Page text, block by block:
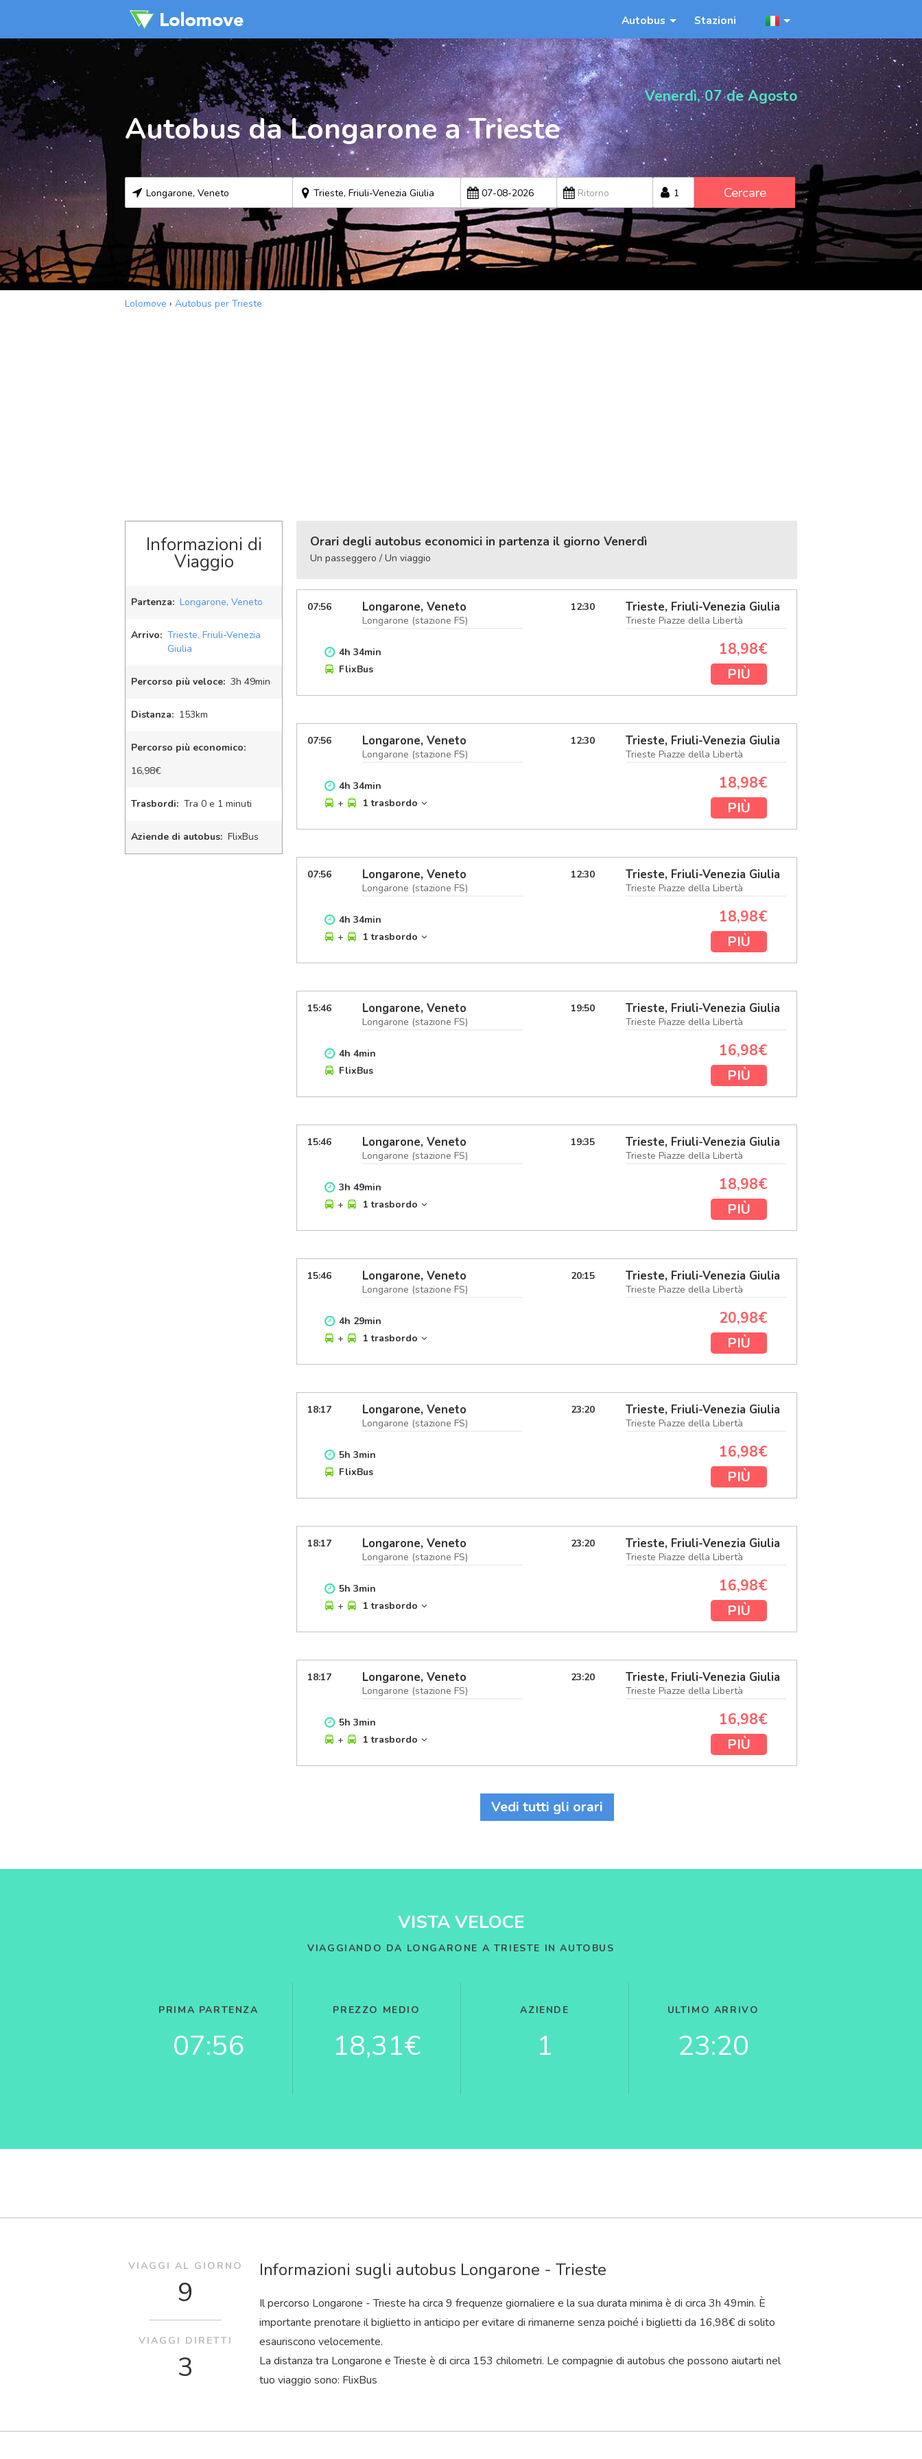
Autobus Stazioni
Venerdì, 07 de Agosto
Autobus da Longarone a Trieste
Cercare
Lolomove › Autobus per Trieste
Informazioni di
Viaggio
Partenza: Longarone, Veneto
Arrivo: Trieste, Friuli-Venezia
Giulia
Percorso più veloce: 3h 49min
Distanza: 153km
Percorso più economico:
16,98€
Trasbordi: Tra 0 e 1 minuti
Aziende di autobus: FlixBus
Orari degli autobus economici in partenza il giorno Venerdì
Un passeggero / Un viaggio
07:56 Longarone, Veneto
Longarone (stazione FS)
12:30 Trieste, Friuli-Venezia Giulia
Trieste Piazze della Libertà
4h 34min
FlixBus
18,98€
PIÙ
07:56 Longarone, Veneto
Longarone (stazione FS)
12:30 Trieste, Friuli-Venezia Giulia
Trieste Piazze della Libertà
4h 34min
+
1 trasbordo
18,98€
PIÙ
07:56 Longarone, Veneto
Longarone (stazione FS)
12:30 Trieste, Friuli-Venezia Giulia
Trieste Piazze della Libertà
4h 34min
+
1 trasbordo
18,98€
PIÙ
15:46 Longarone, Veneto
Longarone (stazione FS)
19:50 Trieste, Friuli-Venezia Giulia
Trieste Piazze della Libertà
4h 4min
FlixBus
16,98€
PIÙ
15:46 Longarone, Veneto
Longarone (stazione FS)
19:35 Trieste, Friuli-Venezia Giulia
Trieste Piazze della Libertà
3h 49min
+
1 trasbordo
18,98€
PIÙ
15:46 Longarone, Veneto
Longarone (stazione FS)
20:15 Trieste, Friuli-Venezia Giulia
Trieste Piazze della Libertà
4h 29min
+
1 trasbordo
20,98€
PIÙ
18:17 Longarone, Veneto
Longarone (stazione FS)
23:20 Trieste, Friuli-Venezia Giulia
Trieste Piazze della Libertà
5h 3min
FlixBus
16,98€
PIÙ
18:17 Longarone, Veneto
Longarone (stazione FS)
23:20 Trieste, Friuli-Venezia Giulia
Trieste Piazze della Libertà
5h 3min
+
1 trasbordo
16,98€
PIÙ
18:17 Longarone, Veneto
Longarone (stazione FS)
23:20 Trieste, Friuli-Venezia Giulia
Trieste Piazze della Libertà
5h 3min
+
1 trasbordo
16,98€
PIÙ
Vedi tutti gli orari
VISTA VELOCE
VIAGGIANDO DA LONGARONE A TRIESTE IN AUTOBUS
PRIMA PARTENZA
07:56
PREZZO MEDIO
18,31€
AZIENDE
1
ULTIMO ARRIVO
23:20
Informazioni sugli autobus Longarone - Trieste
Il percorso Longarone - Trieste ha circa 9 frequenze giornaliere e la sua durata minima è di circa 3h 49min. È
importante prenotare il biglietto in anticipo per evitare di rimanerne senza poiché i biglietti da 16,98€ di solito
esauriscono velocemente.
La distanza tra Longarone e Trieste è di circa 153 chilometri. Le compagnie di autobus che possono aiutarti nel
tuo viaggio sono: FlixBus
VIAGGI AL GIORNO
9
VIAGGI DIRETTI
3